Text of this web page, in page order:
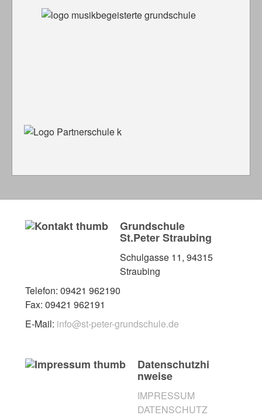
Grundschule
St.Peter Straubing
Schulgasse 11, 94315
Straubing
Telefon: 09421 962190
Fax: 09421 962191
E-Mail: info@st-peter-grundschule.de
Datenschutzhi
nweise
IMPRESSUM
DATENSCHUTZ